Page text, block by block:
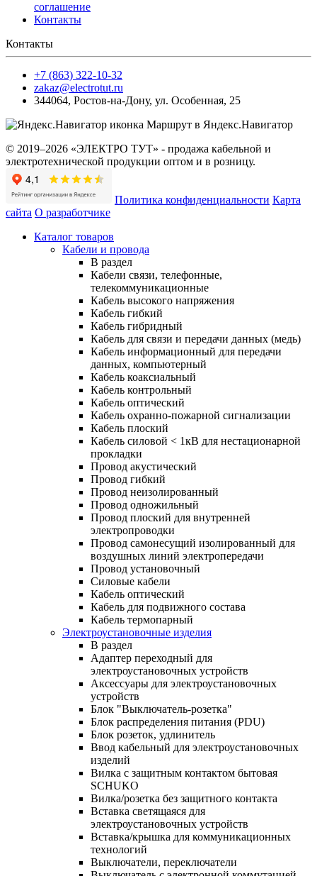
соглашение
Контакты
Контакты
+7 (863) 322-10-32
zakaz@electrotut.ru
344064, Ростов-на-Дону, ул. Особенная, 25
Маршрут в Яндекс.Навигатор
© 2019–2026 «ЭЛЕКТРО ТУТ» - продажа кабельной и
электротехнической продукции оптом и в розницу.
Политика конфиденциальности Карта
сайта О разработчике
Каталог товаров
Кабели и провода
В раздел
Кабели связи, телефонные,
телекоммуникационные
Кабель высокого напряжения
Кабель гибкий
Кабель гибридный
Кабель для связи и передачи данных (медь)
Кабель информационный для передачи
данных, компьютерный
Кабель коаксиальный
Кабель контрольный
Кабель оптический
Кабель охранно-пожарной сигнализации
Кабель плоский
Кабель силовой < 1кВ для нестационарной
прокладки
Провод акустический
Провод гибкий
Провод неизолированный
Провод одножильный
Провод плоский для внутренней
электропроводки
Провод самонесущий изолированный для
воздушных линий электропередачи
Провод установочный
Силовые кабели
Кабель оптический
Кабель для подвижного состава
Кабель термопарный
Электроустановочные изделия
В раздел
Адаптер переходный для
электроустановочных устройств
Аксессуары для электроустановочных
устройств
Блок "Выключатель-розетка"
Блок распределения питания (PDU)
Блок розеток, удлинитель
Ввод кабельный для электроустановочных
изделий
Вилка с защитным контактом бытовая
SCHUKO
Вилка/розетка без защитного контакта
Вставка светящаяся для
электроустановочных устройств
Вставка/крышка для коммуникационных
технологий
Выключатели, переключатели